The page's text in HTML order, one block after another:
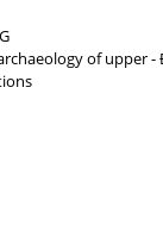
of upper -